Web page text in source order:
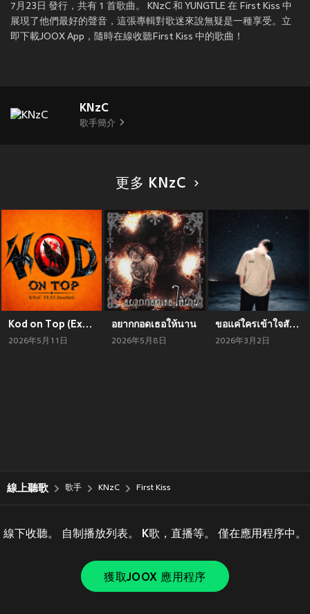
7月23日 發行，共有 1 首歌曲。 KNzC 和 YUNGTLE 在 First Kiss 中
展現了他們最好的聲音，這張專輯對歌迷來說無疑是一種享受。立
即下載JOOX App，隨時在線收聽First Kiss 中的歌曲！
KNzC
歌手簡介
更多 KNzC
Kod on Top (Explicit)
2026年5月11日
อยากกอดเธอให้นาน
2026年5月8日
ขอแค่ใครเข้าใจสักคนก็พอ
2026年3月2日
線上聽歌 歌手 KNzC First Kiss
線下收聽。 自制播放列表。 K歌，直播等。 僅在應用程序中。
獲取JOOX 應用程序